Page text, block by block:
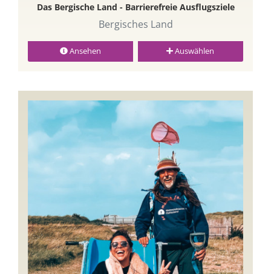
Das Bergische Land - Barrierefreie Ausflugsziele
Bergisches Land
Ansehen Auswählen